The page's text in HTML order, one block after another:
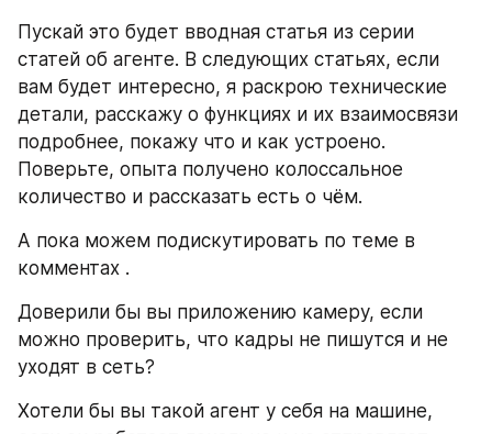
Пускай это будет вводная статья из серии
статей об агенте. В следующих статьях, если
вам будет интересно, я раскрою технические
детали, расскажу о функциях и их взаимосвязи
подробнее, покажу что и как устроено.
Поверьте, опыта получено колоссальное
количество и рассказать есть о чём.
А пока можем подискутировать по теме в
комментах .
Доверили бы вы приложению камеру, если
можно проверить, что кадры не пишутся и не
уходят в сеть?
Хотели бы вы такой агент у себя на машине,